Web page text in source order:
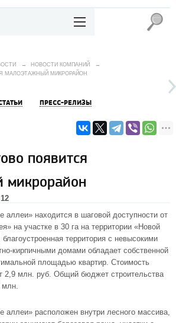
→ НОВОСТИ КОМПАНИЙ
→
МАЛОЭТАЖНЫЙ МИКРОРАЙОН
ПРЕСС-РЕЛИЗЫ
появится
микрорайон
аллеи» находится в шаговой доступности от
на участке в 30 га на территории «Новой
территория с невысокими
кирпичными домами обладает собственной
площадью квартир. Стоимость
2,9 млн. руб. Общий бюджет строительства
млн.
аллеи» расположен внутри лесного массива,